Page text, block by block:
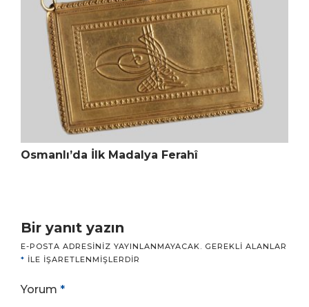
Osmanlı’da İlk Madalya Ferahî
Bir yanıt yazın
E-POSTA ADRESINIZ YAYINLANMAYACAK. GEREKLI ALANLAR
* ILE IŞARETLENMIŞLERDIR
Yorum *